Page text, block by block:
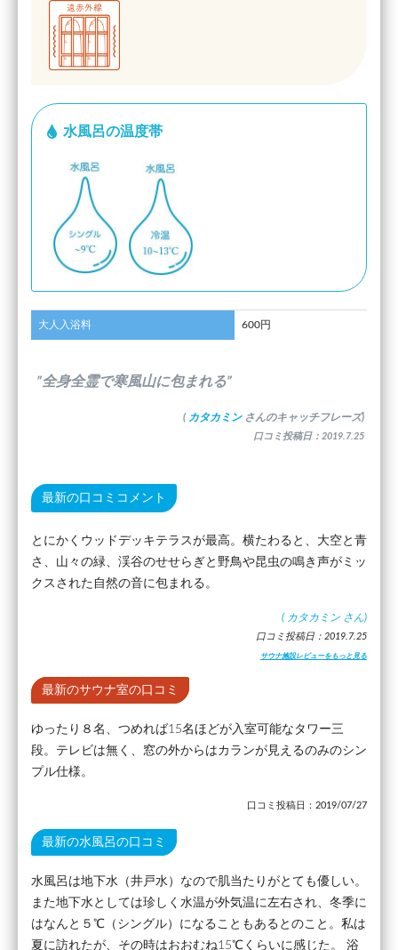
水風呂の温度帯
大人入浴料 600円
”全身全霊で寒風山に包まれる”
( カタカミン さんのキャッチフレーズ)
口コミ投稿日：2019.7.25
最新の口コミコメント
とにかくウッドデッキテラスが最高。横たわると、大空と青
さ、山々の緑、渓谷のせせらぎと野鳥や昆虫の鳴き声がミッ
クスされた自然の音に包まれる。
( カタカミン さん)
口コミ投稿日：2019.7.25
サウナ施設レビューをもっと見る
最新のサウナ室の口コミ
ゆったり８名、つめれば15名ほどが入室可能なタワー三
段。テレビは無く、窓の外からはカランが見えるのみのシン
プル仕様。
口コミ投稿日：2019/07/27
最新の水風呂の口コミ
水風呂は地下水（井戸水）なので肌当たりがとても優しい。
また地下水としては珍しく水温が外気温に左右され、冬季に
はなんと５℃（シングル）になることもあるとのこと。私は
夏に訪れたが、その時はおおむね15℃くらいに感じた。 浴